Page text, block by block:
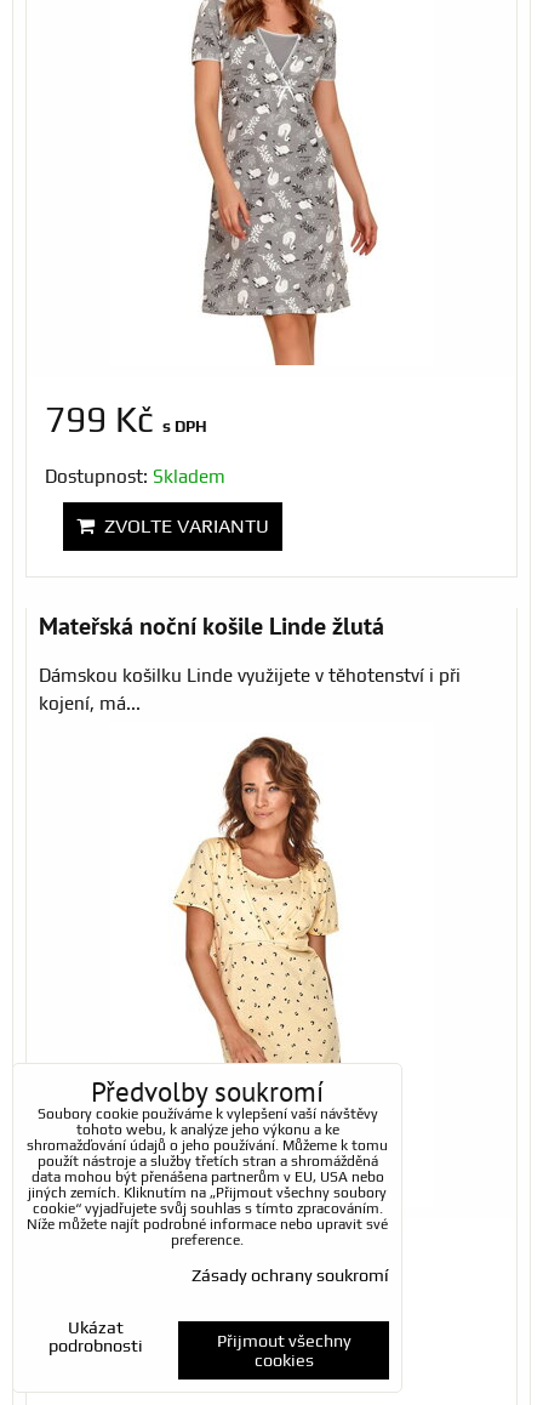
799 Kč s DPH
Dostupnost: Skladem
ZVOLTE VARIANTU
Mateřská noční košile Linde žlutá
Dámskou košilku Linde využijete v těhotenství i při
kojení, má...
s DPH
Dostupnost: Skladem
ZVOLTE VARIANTU
Předvolby soukromí
Soubory cookie používáme k vylepšení vaší návštěvy
tohoto webu, k analýze jeho výkonu a ke
shromažďování údajů o jeho používání. Můžeme k tomu
použít nástroje a služby třetích stran a shromážděná
data mohou být přenášena partnerům v EU, USA nebo
jiných zemích. Kliknutím na „Přijmout všechny soubory
cookie“ vyjadřujete svůj souhlas s tímto zpracováním.
Níže můžete najít podrobné informace nebo upravit své
preference.
Zásady ochrany soukromí
Ukázat
podrobnosti
Přijmout všechny
cookies